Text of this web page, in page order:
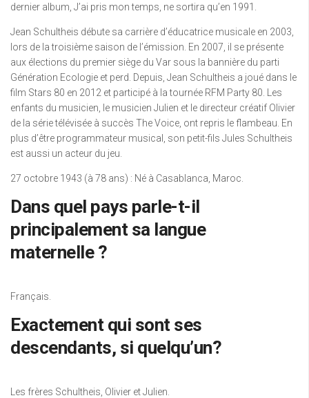
dernier album, J’ai pris mon temps, ne sortira qu’en 1991.
Jean Schultheis débute sa carrière d’éducatrice musicale en 2003,
lors de la troisième saison de l’émission. En 2007, il se présente
aux élections du premier siège du Var sous la bannière du parti
Génération Ecologie et perd. Depuis, Jean Schultheis a joué dans le
film Stars 80 en 2012 et participé à la tournée RFM Party 80. Les
enfants du musicien, le musicien Julien et le directeur créatif Olivier
de la série télévisée à succès The Voice, ont repris le flambeau. En
plus d’être programmateur musical, son petit-fils Jules Schultheis
est aussi un acteur du jeu.
27 octobre 1943 (à 78 ans) : Né à Casablanca, Maroc.
Dans quel pays parle-t-il
principalement sa langue
maternelle ?
Français.
Exactement qui sont ses
descendants, si quelqu’un?
Les frères Schultheis, Olivier et Julien.